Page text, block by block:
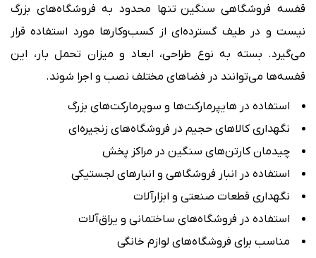
قفسه فروشگاهی سنگین تنها محدود به فروشگاه‌های بزرگ
نیست و در طیف گسترده‌ای از کسب‌وکارها مورد استفاده قرار
می‌گیرد. بسته به نوع طراحی، ابعاد و میزان تحمل بار، این
قفسه‌ها می‌توانند در فضاهای مختلف نصب و اجرا شوند.
استفاده در هایپرمارکت‌ها و سوپرمارکت‌های بزرگ
نگهداری کالاهای حجیم در فروشگاه‌های زنجیره‌ای
چیدمان کارتن‌های سنگین در مراکز پخش
استفاده در انبار فروشگاهی و انبارهای لجستیکی
نگهداری قطعات صنعتی و ابزارآلات
استفاده در فروشگاه‌های ساختمانی و یراق‌آلات
مناسب برای فروشگاه‌های لوازم خانگی